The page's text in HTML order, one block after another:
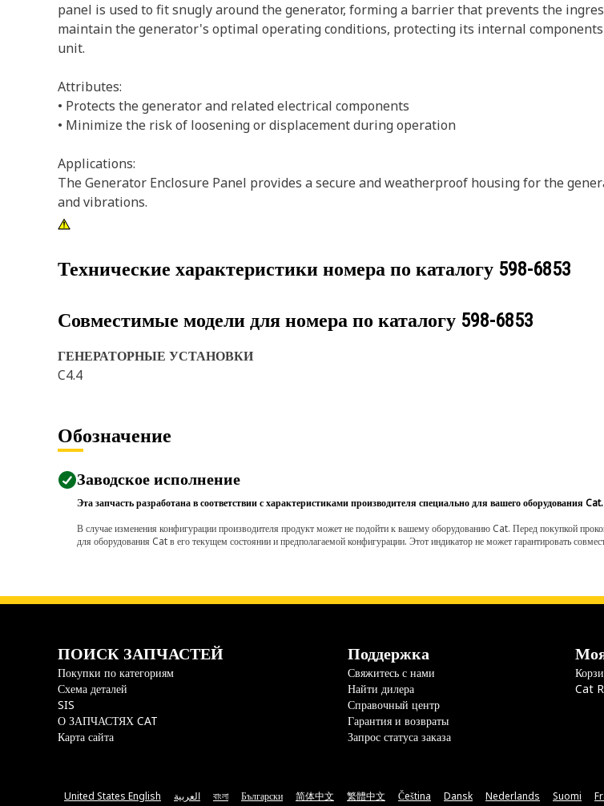
panel is used to fit snugly around the generator, forming a barrier that prevents the
maintain the generator's optimal operating conditions, protecting its internal
unit.
Attributes:
• Protects the generator and related electrical components
• Minimize the risk of loosening or displacement during operation
Applications:
The Generator Enclosure Panel provides a secure and weatherproof housing for the
and vibrations.
Технические характеристики номера по каталогу 598-6853
Совместимые модели для номера по каталогу 598-6853
ГЕНЕРАТОРНЫЕ УСТАНОВКИ
C4.4
Обозначение
Заводское исполнение
Эта запчасть разработана в соответствии с характеристиками производителя специально для вашего оборудования Cat.
В случае изменения конфигурации производителя продукт может не подойти к вашему оборудованию Cat. Перед покупкой
для оборудования Cat в его текущем состоянии и предполагаемой конфигурации. Этот индикатор не может гарантировать
ПОИСК ЗАПЧАСТЕЙ
Покупки по категориям
Схема деталей
SIS
О ЗАПЧАСТЯХ CAT
Карта сайта
Поддержка
Свяжитесь с нами
Найти дилера
Справочный центр
Гарантия и возвраты
Запрос статуса заказа
Cat
United States English العربية বাংলা Български 简体中文 繁體中文 Čeština Dansk Nederlands Suomi